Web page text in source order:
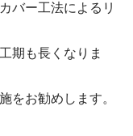
バー工法によるリ
期も長くなりま
をお勧めします。